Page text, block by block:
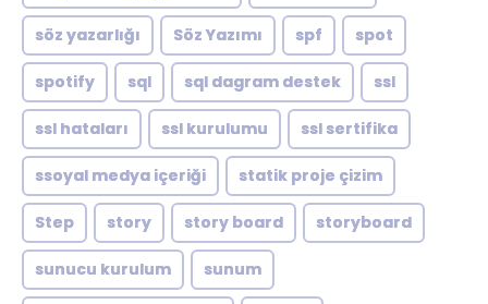
söz yazarlığı Söz Yazımı spf spot
spotify sql sql dagram destek ssl
ssl hataları ssl kurulumu ssl sertifika
ssoyal medya içeriği statik proje çizim
Step story story board storyboard
sunucu kurulum sunum